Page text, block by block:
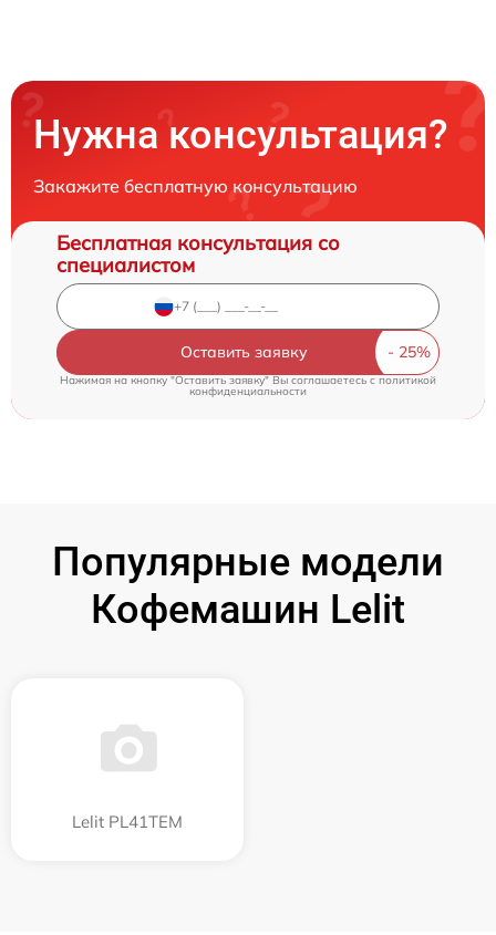
Нужна консультация?
Закажите бесплатную консультацию
Бесплатная консультация со
специалистом
Оставить заявку
Нажимая на кнопку "Оставить заявку" Вы соглашаетесь cполитикой
конфиденциальности
Популярные модели
Кофемашин Lelit
Lelit PL41TEM